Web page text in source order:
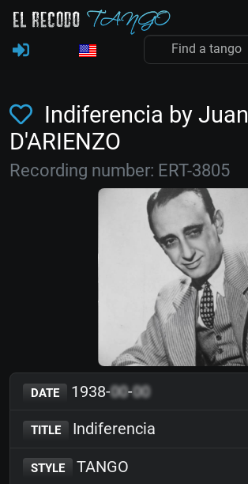
Indiferencia by Juan
D'ARIENZO
Recording number: ERT-3805
DATE 1938-00-00
TITLE Indiferencia
STYLE TANGO